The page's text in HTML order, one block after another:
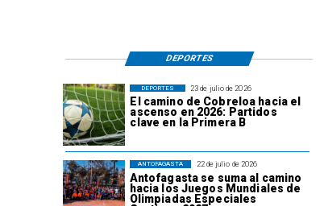
23 de julio de 2026
El camino de Cobreloa hacia el
ascenso en 2026: Partidos
clave en la Primera B
DEPORTES
22 de julio de 2026
Antofagasta se suma al camino
hacia los Juegos Mundiales de
Olimpiadas Especiales
ANTOFAGASTA
DEPORTES